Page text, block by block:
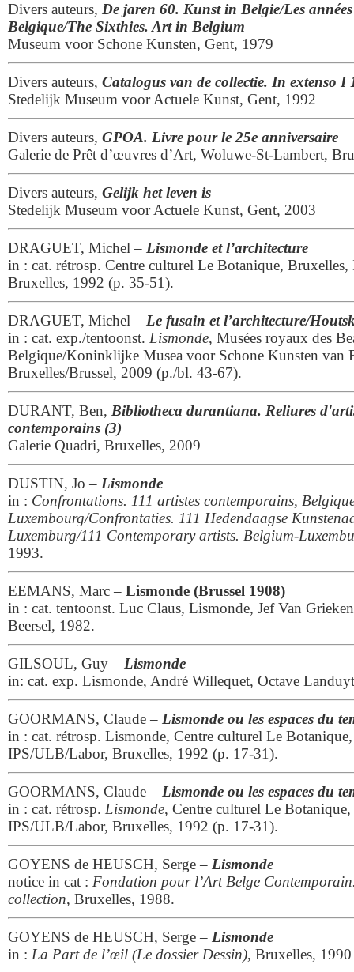
Divers auteurs, De jaren 60. Kunst in Belgie/Les
Belgique/The Sixthies. Art in Belgium
Museum voor Schone Kunsten, Gent, 1979
Divers auteurs, Catalogus van de collectie. In extenso I
Stedelijk Museum voor Actuele Kunst, Gent, 1992
Divers auteurs, GPOA. Livre pour le 25e anniversaire
Galerie de Prêt d’œuvres d’Art, Woluwe-St-Lambert,
Divers auteurs, Gelijk het leven is
Stedelijk Museum voor Actuele Kunst, Gent, 2003
DRAGUET, Michel – Lismonde et l’architecture
in : cat. rétrosp. Centre culturel Le Botanique,
Bruxelles, 1992 (p. 35-51).
DRAGUET, Michel – Le fusain et l’architecture/
in : cat. exp./tentoonst. Lismonde, Musées royaux des
Belgique/Koninklijke Musea voor Schone Kunsten van
Bruxelles/Brussel, 2009 (p./bl. 43-67).
DURANT, Ben, Bibliotheca durantiana. Reliures
contemporains (3)
Galerie Quadri, Bruxelles, 2009
DUSTIN, Jo – Lismonde
in : Confrontations. 111 artistes contemporains,
Luxembourg/Confrontaties. 111 Hedendaagse
Luxemburg/111 Contemporary artists. Belgium-
1993.
EEMANS, Marc – Lismonde (Brussel 1908)
in : cat. tentoonst. Luc Claus, Lismonde, Jef Van
Beersel, 1982.
GILSOUL, Guy – Lismonde
in: cat. exp. Lismonde, André Willequet, Octave
GOORMANS, Claude – Lismonde ou les espaces du
in : cat. rétrosp. Lismonde, Centre culturel Le
IPS/ULB/Labor, Bruxelles, 1992 (p. 17-31).
GOORMANS, Claude – Lismonde ou les espaces du
in : cat. rétrosp. Lismonde, Centre culturel Le
IPS/ULB/Labor, Bruxelles, 1992 (p. 17-31).
GOYENS de HEUSCH, Serge – Lismonde
notice in cat : Fondation pour l’Art Belge
collection, Bruxelles, 1988.
GOYENS de HEUSCH, Serge – Lismonde
in : La Part de l’œil (Le dossier Dessin), Bruxelles,